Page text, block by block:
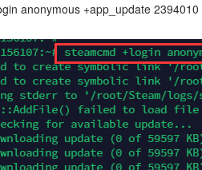
anonymous +app_update